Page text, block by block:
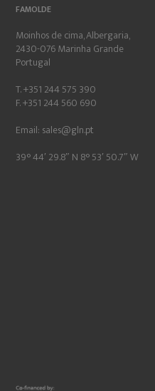
FAMOLDE
Moinhos de cima, Albergaria,
2430-076 Marinha Grande
Portugal
T. +351 244 575 390
F. +351 244 560 690
Email: sales@gln.pt
39° 44′ 29.8″ N 8° 53′ 50.7″ W